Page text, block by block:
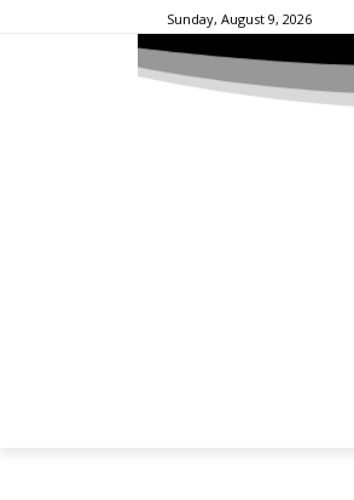
Sunday, August 9, 2026